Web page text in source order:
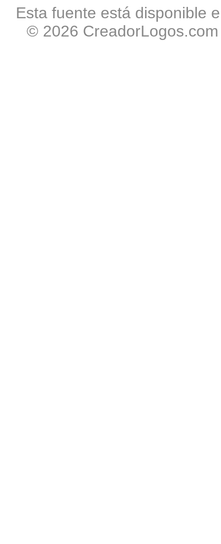
Esta fuente está disponible
© 2026